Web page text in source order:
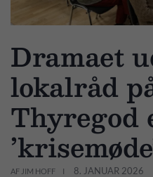
Dramaet
lokalråd
Thyregod
AF JIM HOFF 8. JANUAR 2026